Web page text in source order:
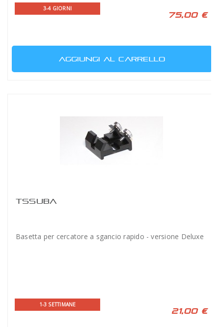
3-4 GIORNI
75,00 €
AGGIUNGI AL CARRELLO
TSSUBA
Basetta per cercatore a sgancio rapido - versione Deluxe
1-3 SETTIMANE
21,00 €